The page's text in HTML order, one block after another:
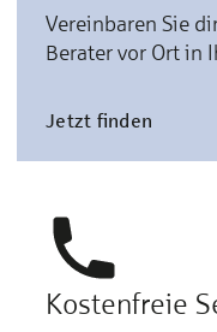
Vereinbaren Sie
Berater vor Ort in
Jetzt finden
Kostenfreie